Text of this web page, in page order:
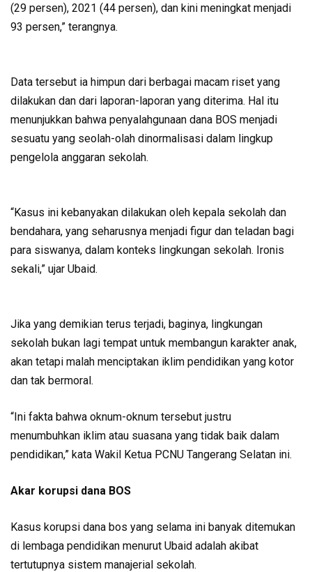
(29 persen), 2021 (44 persen), dan kini meningkat menjadi
93 persen,” terangnya.
Data tersebut ia himpun dari berbagai macam riset yang
dilakukan dan dari laporan-laporan yang diterima. Hal itu
menunjukkan bahwa penyalahgunaan dana BOS menjadi
sesuatu yang seolah-olah dinormalisasi dalam lingkup
pengelola anggaran sekolah.
“Kasus ini kebanyakan dilakukan oleh kepala sekolah dan
bendahara, yang seharusnya menjadi figur dan teladan bagi
para siswanya, dalam konteks lingkungan sekolah. Ironis
sekali,” ujar Ubaid.
Jika yang demikian terus terjadi, baginya, lingkungan
sekolah bukan lagi tempat untuk membangun karakter anak,
akan tetapi malah menciptakan iklim pendidikan yang kotor
dan tak bermoral.
“Ini fakta bahwa oknum-oknum tersebut justru
menumbuhkan iklim atau suasana yang tidak baik dalam
pendidikan,” kata Wakil Ketua PCNU Tangerang Selatan ini.
Akar korupsi dana BOS
Kasus korupsi dana bos yang selama ini banyak ditemukan
di lembaga pendidikan menurut Ubaid adalah akibat
tertutupnya sistem manajerial sekolah.